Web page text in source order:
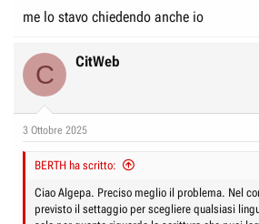
me lo stavo chiedendo anche io
C CitWeb
3 Ottobre 2025
BERTH ha scritto:
Ciao Algepa. Preciso meglio il problema. Nel
previsto il settaggio per scegliere qualsiasi